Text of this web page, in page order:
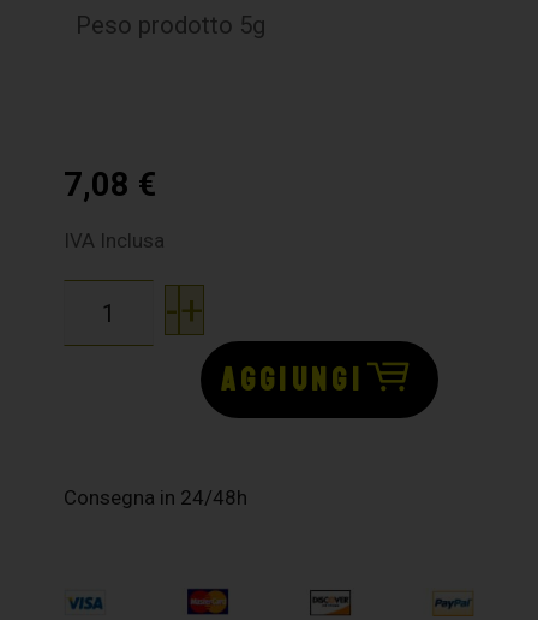
Peso prodotto 5g
7,08 €
IVA Inclusa
-+
AGGIUNGI
Consegna in 24/48h